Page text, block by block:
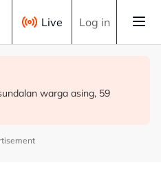
Live Log in
LHDN mula 'gempur'
sokong tindakan tegas
ketat
warga asing, 59